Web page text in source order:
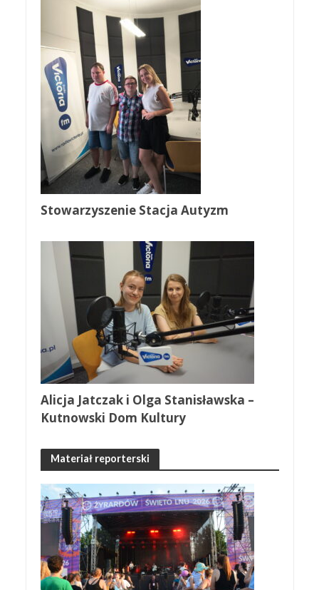
Stowarzyszenie Stacja Autyzm
Alicja Jatczak i Olga Stanisławska –
Kutnowski Dom Kultury
Materiał reporterski